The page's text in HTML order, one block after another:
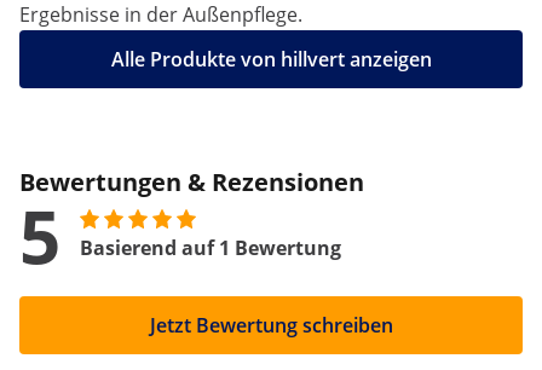
Ergebnisse in der Außenpflege.
Alle Produkte von hillvert anzeigen
Bewertungen & Rezensionen
5 Basierend auf 1 Bewertung
Jetzt Bewertung schreiben